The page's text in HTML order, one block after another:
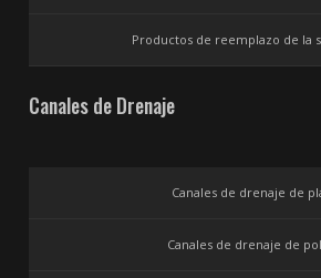
Productos de reemplazo de la
Canales de Drenaje
Canales de drenaje de
Canales de drenaje de